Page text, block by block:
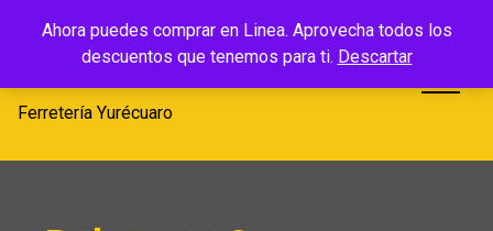
Ahora puedes comprar en Linea. Aprovecha todos los
descuentos que tenemos para ti. Descartar
Ferretería
Yurécuaro
Ferretería Yurécuaro